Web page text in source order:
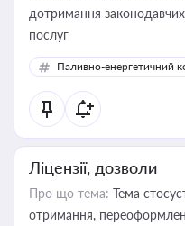
дотримання
послуг
Паливно-енергетичний
Ліцензії, дозволи
Про що тема: Тема
отримання,